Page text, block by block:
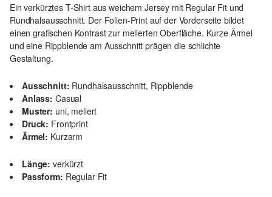
Ein verkürztes T-Shirt aus weichem Jersey mit Regular Fit und
Rundhalsausschnitt. Der Folien-Print auf der Vorderseite bildet
einen grafischen Kontrast zur melierten Oberfläche. Kurze Ärmel
und eine Rippblende am Ausschnitt prägen die schlichte
Gestaltung.
Ausschnitt: Rundhalsausschnitt, Rippblende
Anlass: Casual
Muster: uni, meliert
Druck: Frontprint
Ärmel: Kurzarm
Länge: verkürzt
Passform: Regular Fit